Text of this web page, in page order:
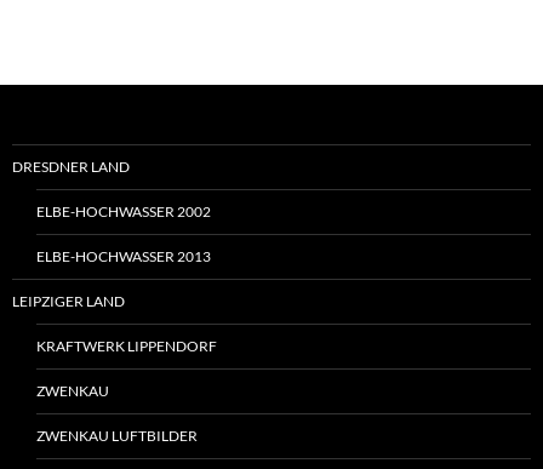
DRESDNER LAND
ELBE-HOCHWASSER 2002
ELBE-HOCHWASSER 2013
LEIPZIGER LAND
KRAFTWERK LIPPENDORF
ZWENKAU
ZWENKAU LUFTBILDER